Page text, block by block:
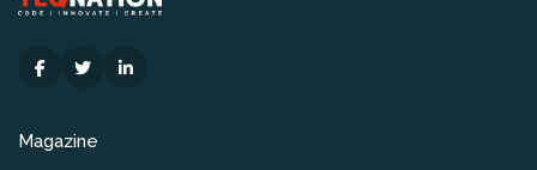
Magazine